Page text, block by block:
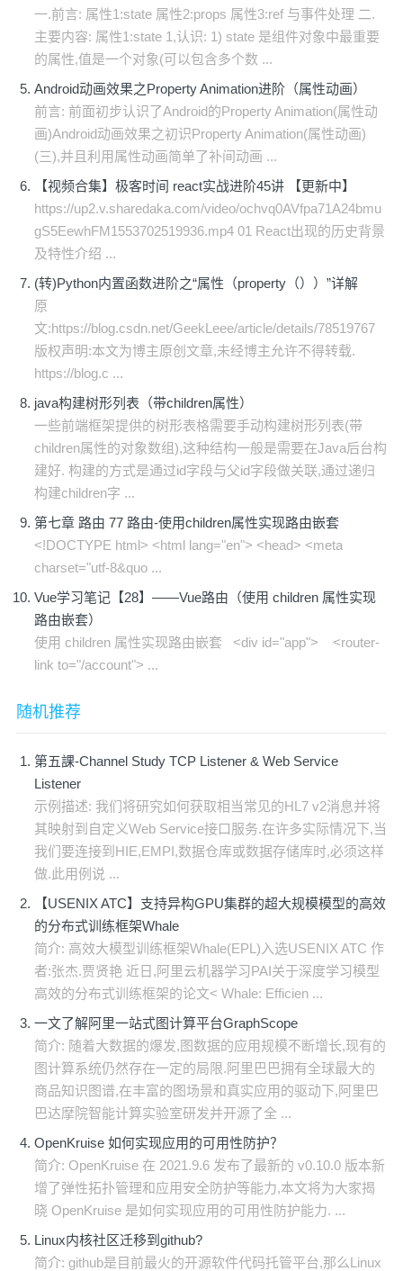
一.前言: 属性1:state 属性2:props 属性3:ref 与事件处理 二.
主要内容: 属性1:state 1,认识: 1) state 是组件对象中最重要
的属性,值是一个对象(可以包含多个数 ...
Android动画效果之Property Animation进阶（属性动画）
前言: 前面初步认识了Android的Property Animation(属性动
画)Android动画效果之初识Property Animation(属性动画)
(三),并且利用属性动画简单了补间动画 ...
【视频合集】极客时间 react实战进阶45讲 【更新中】
https://up2.v.sharedaka.com/video/ochvq0AVfpa71A24bmu
gS5EewhFM1553702519936.mp4 01 React出现的历史背景
及特性介绍 ...
(转)Python内置函数进阶之“属性（property（））”详解
原
文:https://blog.csdn.net/GeekLeee/article/details/78519767
版权声明:本文为博主原创文章,未经博主允许不得转载.
https://blog.c ...
java构建树形列表（带children属性）
一些前端框架提供的树形表格需要手动构建树形列表(带
children属性的对象数组),这种结构一般是需要在Java后台构
建好. 构建的方式是通过id字段与父id字段做关联,通过递归
构建children字 ...
第七章 路由 77 路由-使用children属性实现路由嵌套
<!DOCTYPE html> <html lang="en"> <head> <meta
charset="utf-8&quo ...
Vue学习笔记【28】——Vue路由（使用 children 属性实现
路由嵌套）
使用 children 属性实现路由嵌套 <div id="app"> <router-
link to="/account"> ...
随机推荐
第五課-Channel Study TCP Listener & Web Service
Listener
示例描述: 我们将研究如何获取相当常见的HL7 v2消息并将
其映射到自定义Web Service接口服务.在许多实际情况下,当
我们要连接到HIE,EMPI,数据仓库或数据存储库时,必须这样
做.此用例说 ...
【USENIX ATC】支持异构GPU集群的超大规模模型的高效
的分布式训练框架Whale
简介: 高效大模型训练框架Whale(EPL)入选USENIX ATC 作
者:张杰.贾贤艳 近日,阿里云机器学习PAI关于深度学习模型
高效的分布式训练框架的论文< Whale: Efficien ...
一文了解阿里一站式图计算平台GraphScope
简介: 随着大数据的爆发,图数据的应用规模不断增长,现有的
图计算系统仍然存在一定的局限.阿里巴巴拥有全球最大的
商品知识图谱,在丰富的图场景和真实应用的驱动下,阿里巴
巴达摩院智能计算实验室研发并开源了全 ...
OpenKruise 如何实现应用的可用性防护？
​简介: OpenKruise 在 2021.9.6 发布了最新的 v0.10.0 版本新
增了弹性拓扑管理和应用安全防护等能力,本文将为大家揭
晓 OpenKruise 是如何实现应用的可用性防护能力. ...
Linux内核社区迁移到github?
简介: github是目前最火的开源软件代码托管平台,那么Linux